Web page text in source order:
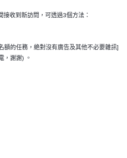
收到新訪問，可透過3個方法：
的任務，絶對沒有廣告及其他不必要雜訊]
，謝謝) 。